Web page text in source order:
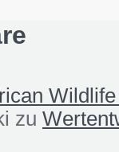
zu